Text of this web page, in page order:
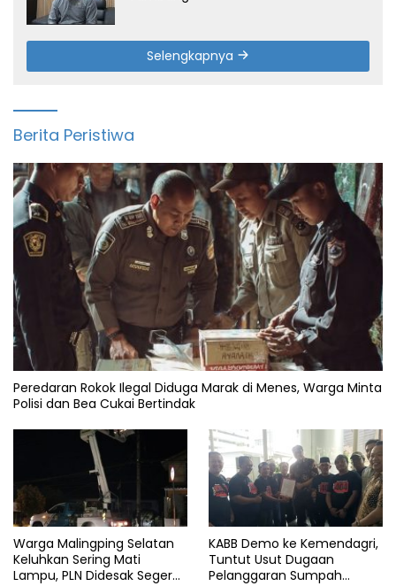
Selengkapnya
Berita Peristiwa
Peredaran Rokok Ilegal Diduga Marak di Menes, Warga Minta
Polisi dan Bea Cukai Bertindak
Warga Malingping Selatan
Keluhkan Sering Mati
Lampu, PLN Didesak Segera
KABB Demo ke Kemendagri,
Tuntut Usut Dugaan
Pelanggaran Sumpah